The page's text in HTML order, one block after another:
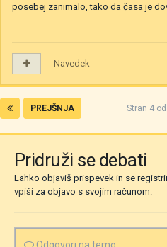
posebej zanimalo, tako da časa je
Navedek
PREJŠNJA Stran 4
Pridruži se debati
Lahko objaviš prispevek in se
vpiši za objavo s svojim računom.